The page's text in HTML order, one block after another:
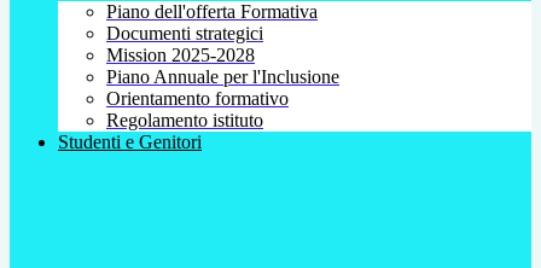
Piano dell'offerta Formativa
Documenti strategici
Mission 2025-2028
Piano Annuale per l'Inclusione
Orientamento formativo
Regolamento istituto
Studenti e Genitori